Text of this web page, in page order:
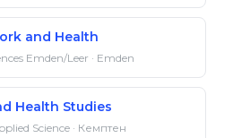
and Health
Emden/Leer · Emden
Health Studies
Science · Кемптен